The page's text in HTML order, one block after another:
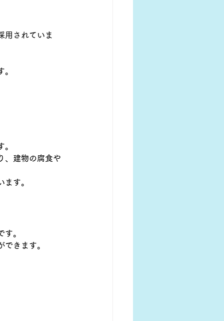
用されていま
、建物の腐食や
す。
。
きます。